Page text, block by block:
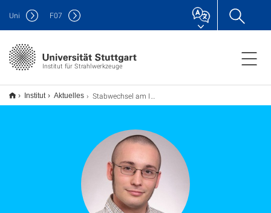
Institut für Strahlwerkzeuge
Uni F07
Institut Aktuelles Stabwechsel am IFSW: Christian Hagenlocher folgt auf Rudolf Weber